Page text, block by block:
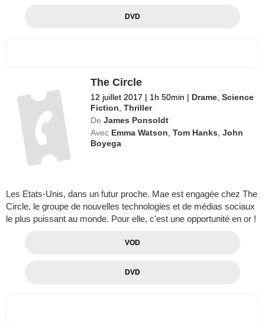
The Circle
12 juillet 2017 | | ,
,
Avec
, ,
Boyega
Les Etats-Unis, dans un futur proche. Mae est engagée chez The
Circle, le groupe de nouvelles technologies et de médias sociaux
le plus puissant au monde. Pour elle, c'est une opportunité en or !